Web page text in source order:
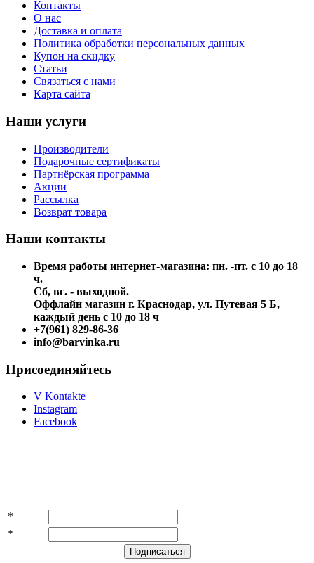
Контакты
О нас
Доставка и оплата
Политика обработки персональных данных
Купон на скидку
Статьи
Связаться с нами
Карта сайта
Наши услуги
Производители
Подарочные сертификаты
Партнёрская программа
Акции
Рассылка
Возврат товара
Наши контакты
Время работы интернет-магазина: пн. -пт. с 10 до 18
ч.
Сб, вс. - выходной.
Оффлайн магазин г. Краснодар, ул. Путевая 5 Б,
каждый день с 10 до 18 ч
+7(961) 829-86-36
info@barvinka.ru
Присоединяйтесь
V Kontakte
Instagram
Facebook
*
*